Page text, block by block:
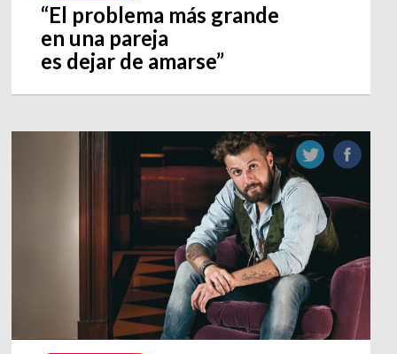
“El problema más grande
en una pareja
es dejar de amarse”